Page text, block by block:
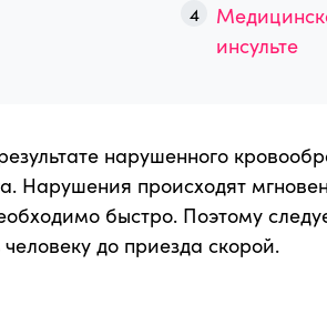
инсульте
нарушенного
Нарушения происходят
быстро. Поэтому
до приезда скорой.